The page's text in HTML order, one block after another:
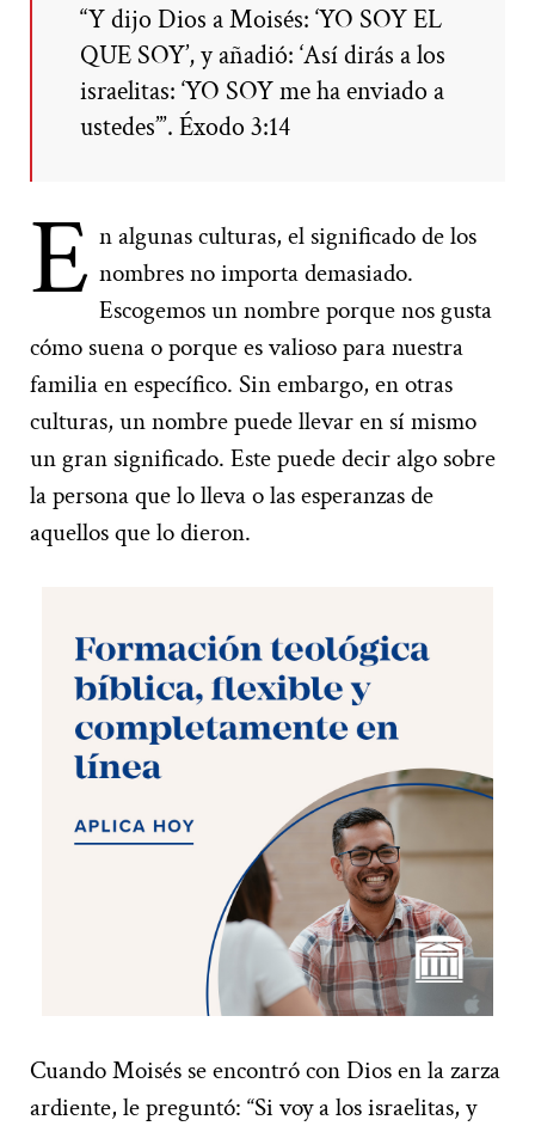
“Y dijo Dios a Moisés: ‘YO SOY EL
QUE SOY’, y añadió: ‘Así dirás a los
israelitas: ‘YO SOY me ha enviado a
ustedes’”. Éxodo 3:14
E n algunas culturas, el significado de los
nombres no importa demasiado.
Escogemos un nombre porque nos gusta
cómo suena o porque es valioso para nuestra
familia en específico. Sin embargo, en otras
culturas, un nombre puede llevar en sí mismo
un gran significado. Este puede decir algo sobre
la persona que lo lleva o las esperanzas de
aquellos que lo dieron.
Cuando Moisés se encontró con Dios en la zarza
ardiente, le preguntó: “Si voy a los israelitas, y